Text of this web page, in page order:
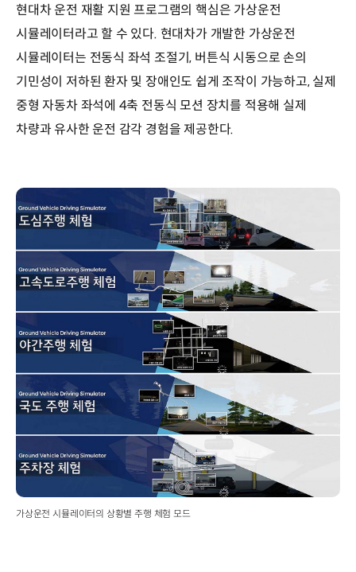
현대차 운전 재활 지원 프로그램의 핵심은 가상운전
시뮬레이터라고 할 수 있다. 현대차가 개발한 가상운전
시뮬레이터는 전동식 좌석 조절기, 버튼식 시동으로 손의
기민성이 저하된 환자 및 장애인도 쉽게 조작이 가능하고, 실제
중형 자동차 좌석에 4축 전동식 모션 장치를 적용해 실제
차량과 유사한 운전 감각 경험을 제공한다.
가상운전 시뮬레이터의 상황별 주행 체험 모드